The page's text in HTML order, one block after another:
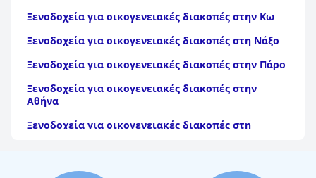
Ξενοδοχεία για οικογενειακές διακοπές στην Κω
Ξενοδοχεία για οικογενειακές διακοπές στη Νάξο
Ξενοδοχεία για οικογενειακές διακοπές στην Πάρο
Ξενοδοχεία για οικογενειακές διακοπές στην
Αθήνα
Ξενοδοχεία για οικογενειακές διακοπές στη